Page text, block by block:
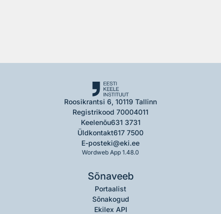
Roosikrantsi 6, 10119 Tallinn
Registrikood 70004011
Keelenõu631 3731
Üldkontakt617 7500
E-posteki@eki.ee
Wordweb App 1.48.0
Sõnaveeb
Portaalist
Sõnakogud
Ekilex API